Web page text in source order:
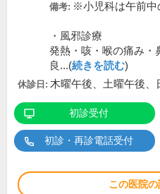
備考: ※小児科は午前中
・風邪診療
発熱・咳・喉の痛み・
良...(続きを読む)
休診日: 木曜午後、土曜午後、
初診受付
初診・再診電話受付
この医院